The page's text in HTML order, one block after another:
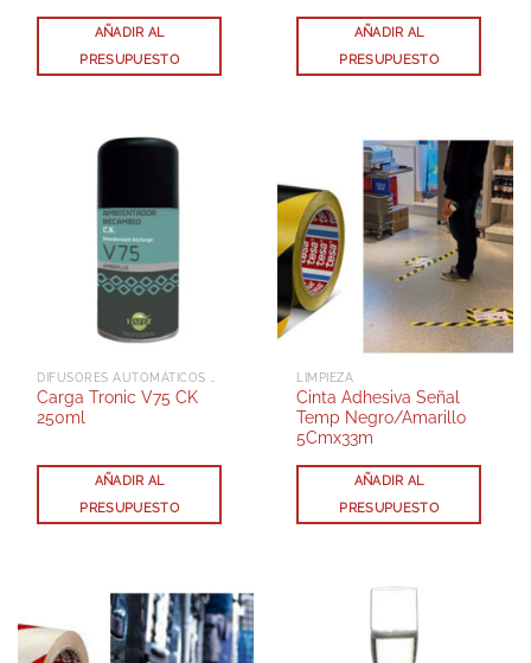
AÑADIR AL
PRESUPUESTO
AÑADIR AL
PRESUPUESTO
Carga Tronic V75 CK
250ml
AÑADIR AL
PRESUPUESTO
LIMPIEZA
Cinta Adhesiva Señal
Temp Negro/Amarillo
5Cmx33m
AÑADIR AL
PRESUPUESTO